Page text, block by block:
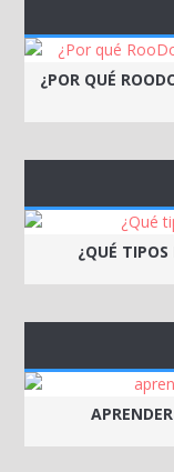
¿POR QUÉ
¿QUÉ TIPOS